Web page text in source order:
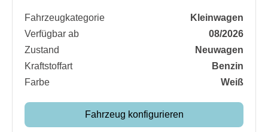
Fahrzeugkategorie
Kleinwagen
Verfügbar ab
08/2026
Zustand
Neuwagen
Kraftstoffart
Benzin
Farbe
Weiß
Fahrzeug konfigurieren